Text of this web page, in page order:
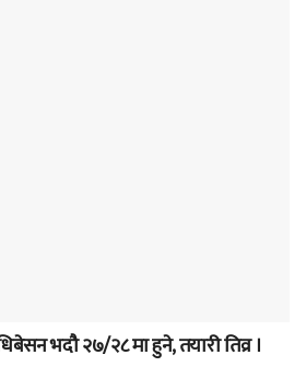
भदौ २७/२८ मा हुने, तयारी तिव्र ।